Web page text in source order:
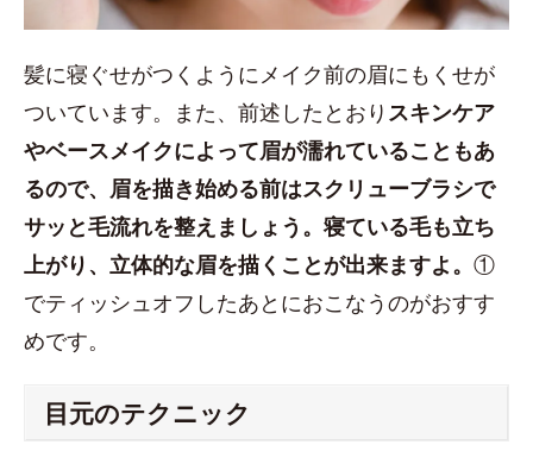
髪に寝ぐせがつくようにメイク前の眉にもくせが
ついています。また、前述したとおり スキンケア
やベースメイクによって眉が濡れていることもあ
るので、眉を描き始める前はスクリューブラシで
サッと毛流れを整えましょう。寝ている毛も立ち
上がり、立体的な眉を描くことが出来ますよ。 ①
でティッシュオフしたあとにおこなうのがおすす
めです。
目元のテクニック